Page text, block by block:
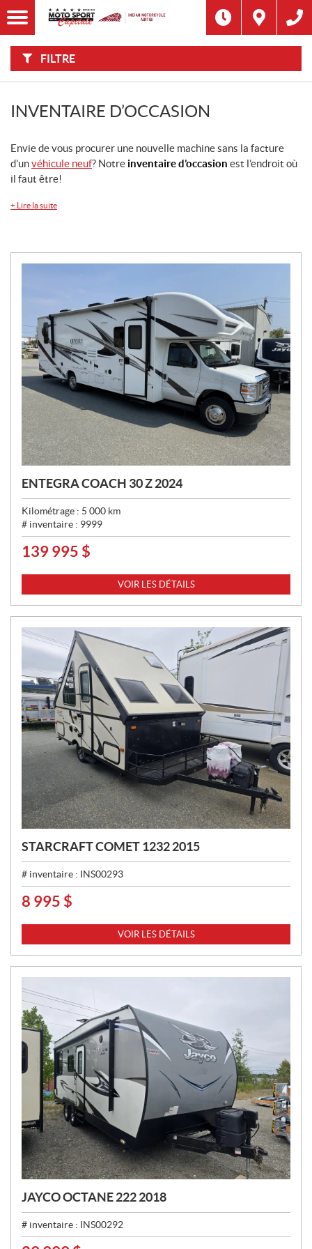
FILTRE
F
I
L
T
R
Filtre
Catégorie
Prix
Inventaire
INVENTAIRE D’OCCASION
Envie de vous procurer une nouvelle machine sans la facture
d’unvéhicule neuf? Notre inventaire d’occasion est l’endroit où
il faut être!
+ Lire la suite
ENTEGRA COACH 30 Z 2024
Kilométrage : 5 000 km
# inventaire : 9999
P
X
:
139 995 $
VOIR LES DÉTAILS
STARCRAFT COMET 1232 2015
# inventaire : INS00293
P
X
:
8 995 $
VOIR LES DÉTAILS
JAYCO OCTANE 222 2018
# inventaire : INS00292